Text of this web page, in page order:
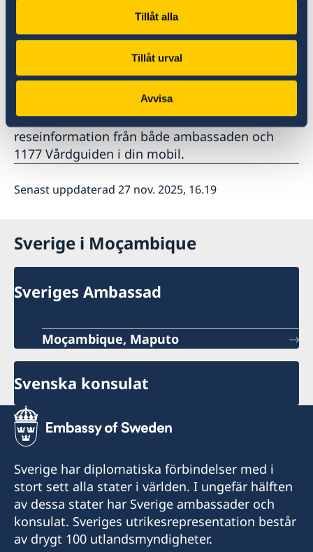
Tillåt alla
Tillåt urval
Avvisa
Ambassaden uppmanar svenskar i
Mocambique, bosatta såväl som
korttidsbesökare, att
anmäla sig till svensklistan. Informationen är
avsedd att användas i beredskapssyfte.
Ladda gärna ner appen UD Resklarså har du
reseinformation från både ambassaden och
1177 Vårdguiden i din mobil.
Senast uppdaterad 27 nov. 2025, 16.19
Sverige i Moçambique
Sveriges Ambassad
Moçambique, Maputo
Svenska konsulat
Sverige har diplomatiska förbindelser med i
stort sett alla stater i världen. I ungefär hälften
av dessa stater har Sverige ambassader och
konsulat. Sveriges utrikesrepresentation består
av drygt 100 utlandsmyndigheter.